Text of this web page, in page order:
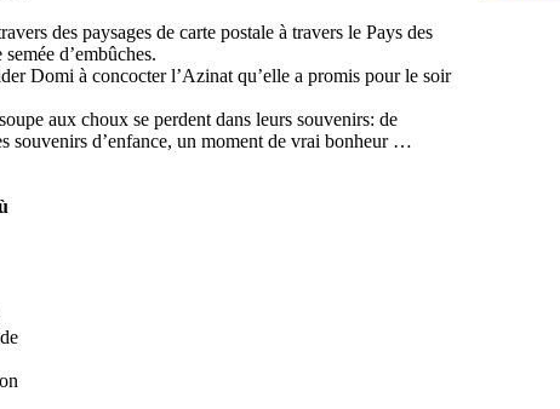
des paysages de carte postale à travers le Pays des
d’embûches.
Domi à concocter l’Azinat qu’elle a promis pour le soir
aux choux se perdent dans leurs souvenirs: de
souvenirs d’enfance, un moment de vrai bonheur …